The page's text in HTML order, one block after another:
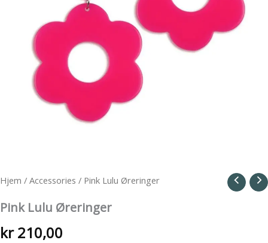
Hjem / Accessories / Pink Lulu Øreringer
Pink Lulu Øreringer
kr210,00